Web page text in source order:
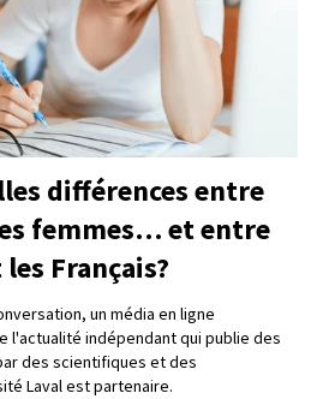
différences entre
femmes… et entre
Français?
un média en ligne
l'actualité indépendant qui publie des
des scientifiques et des
Laval est partenaire.